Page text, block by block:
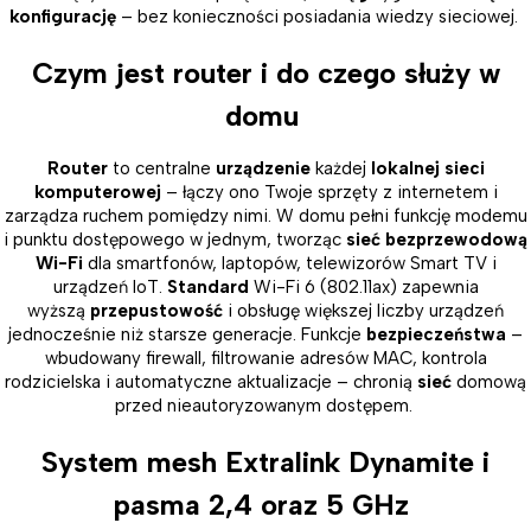
konfigurację– bez konieczności posiadania wiedzy sieciowej.
Czym jest router i do czego służy w
domu
Routerto centralne urządzeniekażdej lokalnej sieci
komputerowej – łączy ono Twoje sprzęty z internetem i
zarządza ruchem pomiędzy nimi. W domu pełni funkcję modemu
i punktu dostępowego w jednym, tworząc sieć bezprzewodową
Wi-Fi dla smartfonów, laptopów, telewizorów Smart TV i
urządzeń IoT. Standard Wi-Fi 6 (802.11ax) zapewnia
wyższą przepustowość i obsługę większej liczby urządzeń
jednocześnie niż starsze generacje. Funkcje bezpieczeństwa –
wbudowany firewall, filtrowanie adresów MAC, kontrola
rodzicielska i automatyczne aktualizacje – chronią sieć domową
przed nieautoryzowanym dostępem.
System mesh Extralink Dynamite i
pasma 2,4 oraz 5 GHz